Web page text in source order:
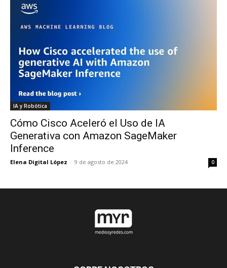
IA y Robótica
Cómo Cisco Aceleró el Uso de IA
Generativa con Amazon SageMaker
Inference
Elena Digital López - 9 de agosto de 2024 0